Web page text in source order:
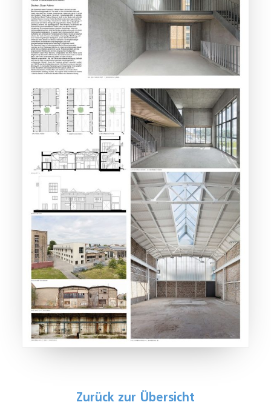
Zurück zur Übersicht